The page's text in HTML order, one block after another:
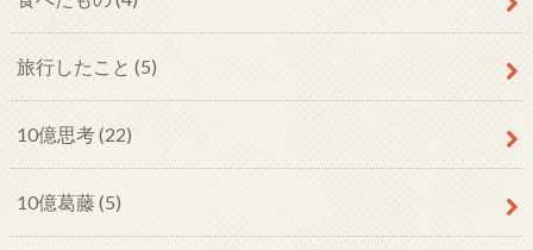
旅行したこと (5)
10億思考(22)
10億葛藤(5)